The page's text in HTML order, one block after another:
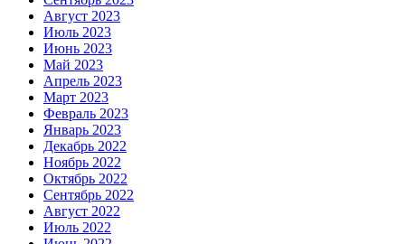
Август 2023
Июль 2023
Июнь 2023
Май 2023
Апрель 2023
Март 2023
Февраль 2023
Январь 2023
Декабрь 2022
Ноябрь 2022
Октябрь 2022
Сентябрь 2022
Август 2022
Июль 2022